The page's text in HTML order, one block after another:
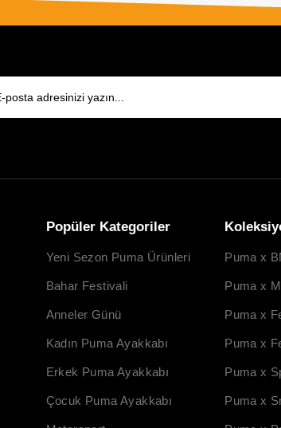
Popüler Kategoriler
Yeni Sezon Puma Ürünleri
Bahar Festivali
Anneler Günü
Kadın Puma Ayakkabı
Erkek Puma Ayakkabı
Çocuk Puma Ayakkabı
Puma x
Puma x
Puma x
Puma x
Puma x
Puma x